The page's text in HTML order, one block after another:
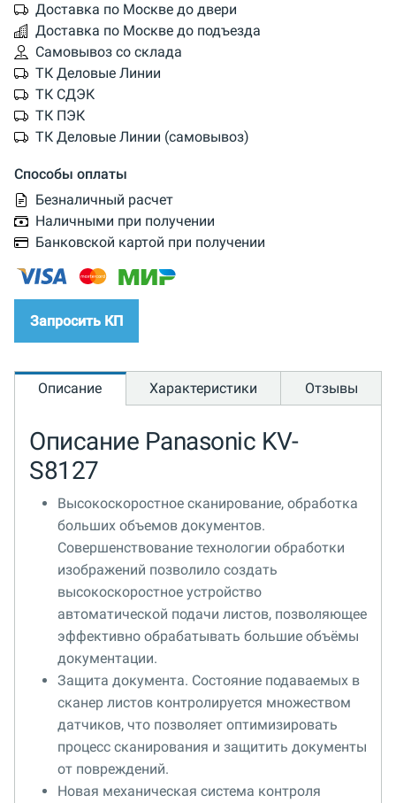
Доставка по Москве до двери
Доставка по Москве до подъезда
Самовывоз со склада
ТК Деловые Линии
ТК СДЭК
ТК ПЭК
ТК Деловые Линии (самовывоз)
Способы оплаты
Безналичный расчет
Наличными при получении
Банковской картой при получении
Запросить КП
Описание Характеристики Отзывы
Описание Panasonic KV-
S8127
Высокоскоростное сканирование, обработка
больших объемов документов.
Совершенствование технологии обработки
изображений позволило создать
высокоскоростное устройство
автоматической подачи листов, позволяющее
эффективно обрабатывать большие объёмы
документации.
Защита документа. Состояние подаваемых в
сканер листов контролируется множеством
датчиков, что позволяет оптимизировать
процесс сканирования и защитить документы
от повреждений.
Новая механическая система контроля